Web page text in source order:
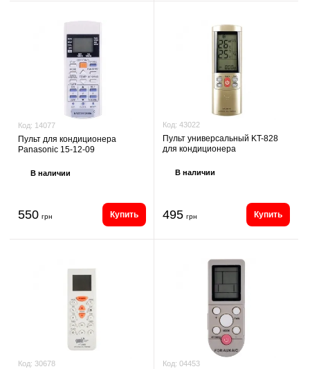
Код: 14077
Пульт для кондиционера
Panasonic 15-12-09
В наличии
550 грн Купить
Код: 43022
Пульт универсальный KT-828
для кондиционера
В наличии
495 грн Купить
Код: 30678 Код: 04453